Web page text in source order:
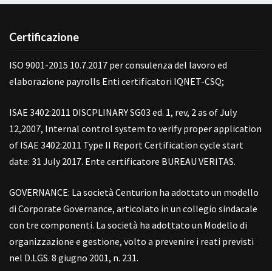
Certificazione
ISO 9001-2015 10.7.2017 per consulenza del lavoro ed
elaborazione payrolls Enti certificatori IQNET-CSQ;
ISAE 3402:2011 DISCPLINARY SG03 ed. 1, rev, 2 as of July
12,2007, Internal control system to verify proper application
of ISAE 3402:2011 Type II Report Certification cycle start
date: 31 July 2017. Ente certificatore BUREAU VERITAS.
GOVERNANCE: La società Centurion ha adottato un modello
di Corporate Governance, articolato in un collegio sindacale
con tre componenti. La società ha adottato un Modello di
organizzazione e gestione, volto a prevenire i reati previsti
nel D.LGS. 8 giugno 2001, n. 231.